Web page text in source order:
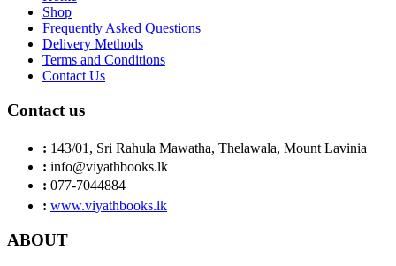
Rs. 1,950.
Shop
Frequently Asked Questions
Delivery Methods
Terms and Conditions
Contact Us
Contact us
: 143/01, Sri Rahula Mawatha, Thelawala, Mount Lavinia
: info@viyathbooks.lk
: 077-7044884
: www.viyathbooks.lk
ABOUT